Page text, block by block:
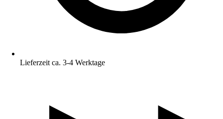
Lieferzeit ca. 3-4 Werktage